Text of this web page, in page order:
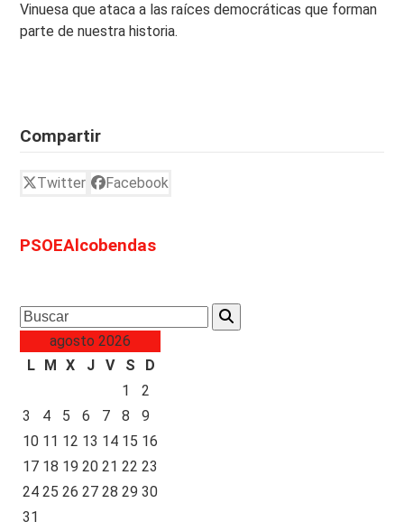
Vinuesa que ataca a las raíces democráticas que forman
parte de nuestra historia.
Compartir
Twitter Facebook
PSOEAlcobendas
Search
agosto 2026
L M X J V S
D
1
2
3
4 5 6 7 8
9
10 11 12 13 14 15 16
17 18 19 20 21 22 23
24 25 26 27 28 29 30
31